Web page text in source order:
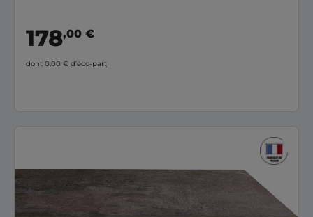
178,00 €
dont 0,00 € d’éco-part